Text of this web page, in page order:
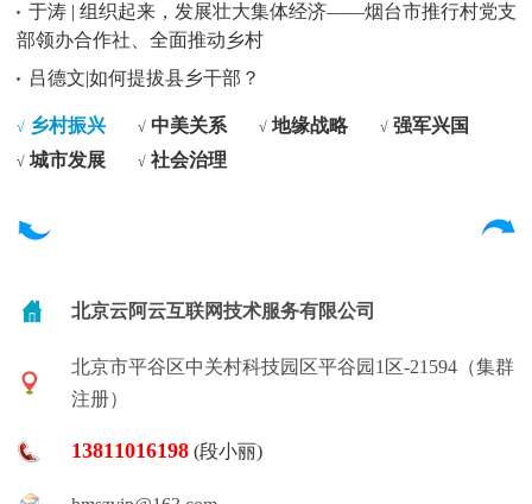
于涛 | 组织起来，发展壮大集体经济——烟台市推行村党支
部领办合作社、全面推动乡村
吕德文|如何提拔县乡干部？
√ 乡村振兴 √ 中美关系 √ 地缘战略 √ 强军兴国
√ 城市发展 √ 社会治理
北京云阿云互联网技术服务有限公司
北京市平谷区中关村科技园区平谷园1区-21594（集群
注册）
13811016198 (段小丽)